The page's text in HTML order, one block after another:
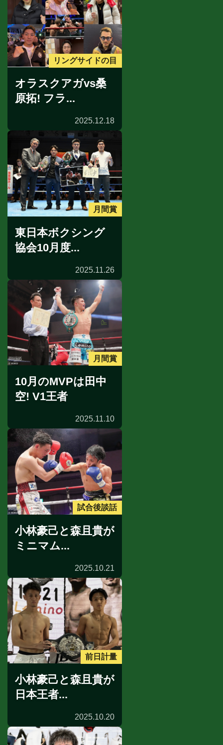
リングサイドの目
オラスクアガvs桑
原拓! フラ...
2025.12.18
月間賞
東日本ボクシング
協会10月度...
2025.11.26
月間賞
10月のMVPは田中
空! V1王者
2025.11.10
試合後談話
小林豪己と森且貴が
ミニマム...
2025.10.21
前日計量
小林豪己と森且貴が
日本王者...
2025.10.20